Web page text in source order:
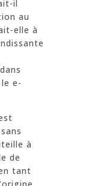
il
au
elle à
e-
à
de
tant